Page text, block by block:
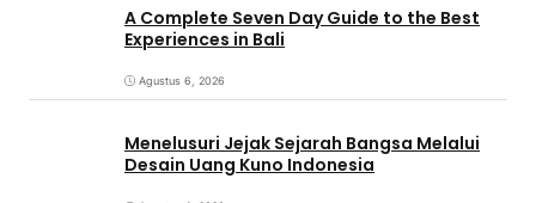
A Complete Seven Day Guide to the Best
Experiences in Bali
Agustus 6, 2026
Menelusuri Jejak Sejarah Bangsa Melalui
Desain Uang Kuno Indonesia